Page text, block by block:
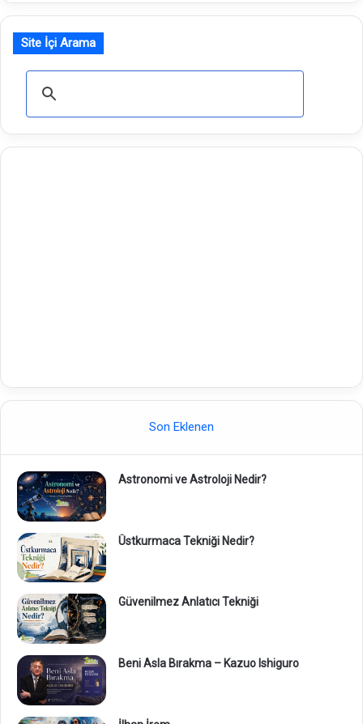
Site İçi Arama
Son Eklenen
Astronomi ve Astroloji Nedir?
Üstkurmaca Tekniği Nedir?
Güvenilmez Anlatıcı Tekniği
Beni Asla Bırakma – Kazuo Ishiguro